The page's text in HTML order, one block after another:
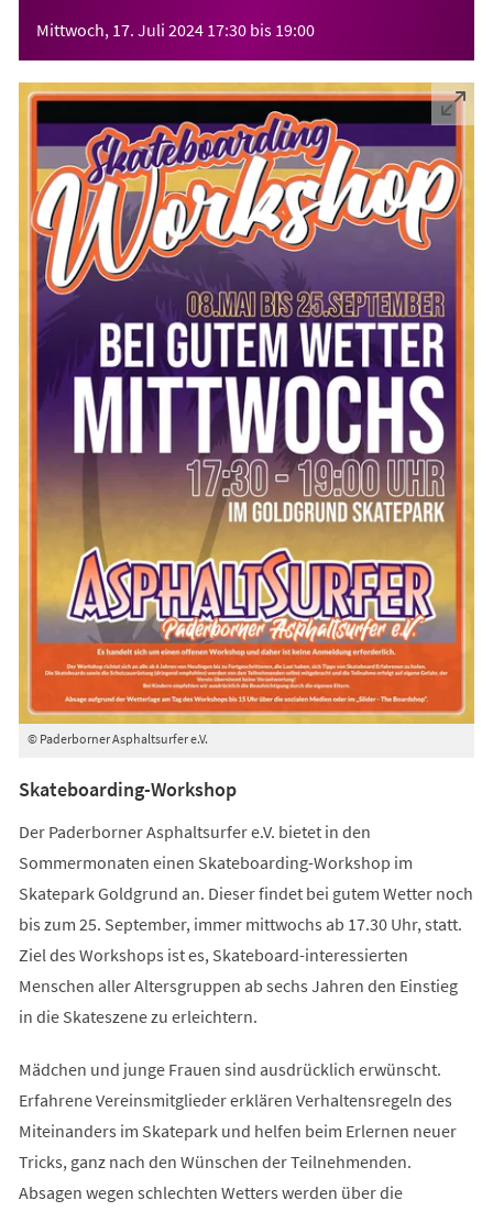
Mittwoch, 17. Juli 2024 17:30 bis 19:00
© Paderborner Asphaltsurfer e.V.
Skateboarding-Workshop
Der Paderborner Asphaltsurfer e.V. bietet in den
Sommermonaten einen Skateboarding-Workshop im
Skatepark Goldgrund an. Dieser findet bei gutem Wetter noch
bis zum 25. September, immer mittwochs ab 17.30 Uhr, statt.
Ziel des Workshops ist es, Skateboard-interessierten
Menschen aller Altersgruppen ab sechs Jahren den Einstieg
in die Skateszene zu erleichtern.
Mädchen und junge Frauen sind ausdrücklich erwünscht.
Erfahrene Vereinsmitglieder erklären Verhaltensregeln des
Miteinanders im Skatepark und helfen beim Erlernen neuer
Tricks, ganz nach den Wünschen der Teilnehmenden.
Absagen wegen schlechten Wetters werden über die